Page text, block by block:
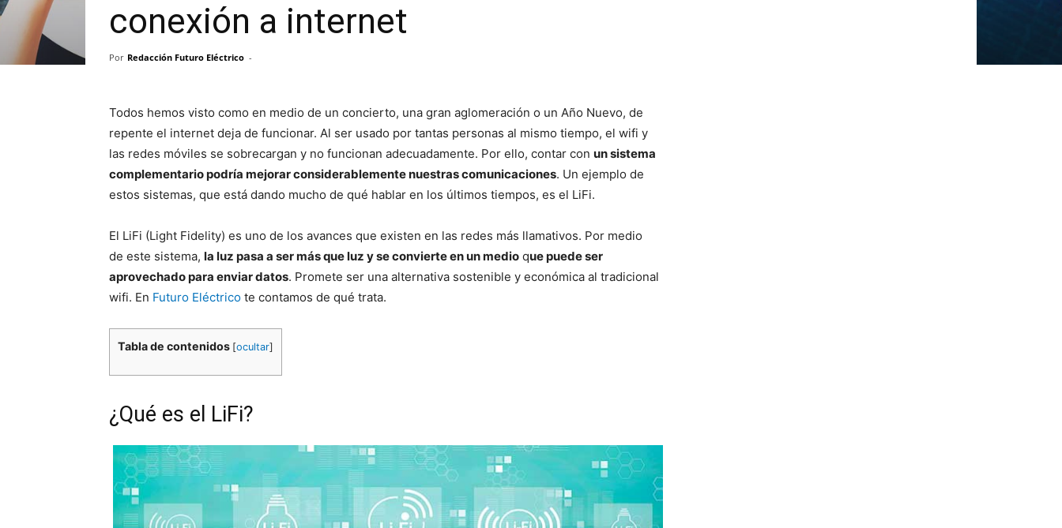
conexión a internet
Por Redacción Futuro Eléctrico -
Todos hemos visto como en medio de un concierto, una gran aglomeración o un Año Nuevo, de
repente el internet deja de funcionar. Al ser usado por tantas personas al mismo tiempo, el wifi y
las redes móviles se sobrecargan y no funcionan adecuadamente. Por ello, contar con un sistema
complementario podría mejorar considerablemente nuestras comunicaciones. Un ejemplo de
estos sistemas, que está dando mucho de qué hablar en los últimos tiempos, es el LiFi.
El LiFi (Light Fidelity) es uno de los avances que existen en las redes más llamativos. Por medio
de este sistema, la luz pasa a ser más que luz y se convierte en un medio que puede ser
aprovechado para enviar datos. Promete ser una alternativa sostenible y económica al tradicional
wifi. En Futuro Eléctrico te contamos de qué trata.
Tabla de contenidos [ocultar]
¿Qué es el LiFi?